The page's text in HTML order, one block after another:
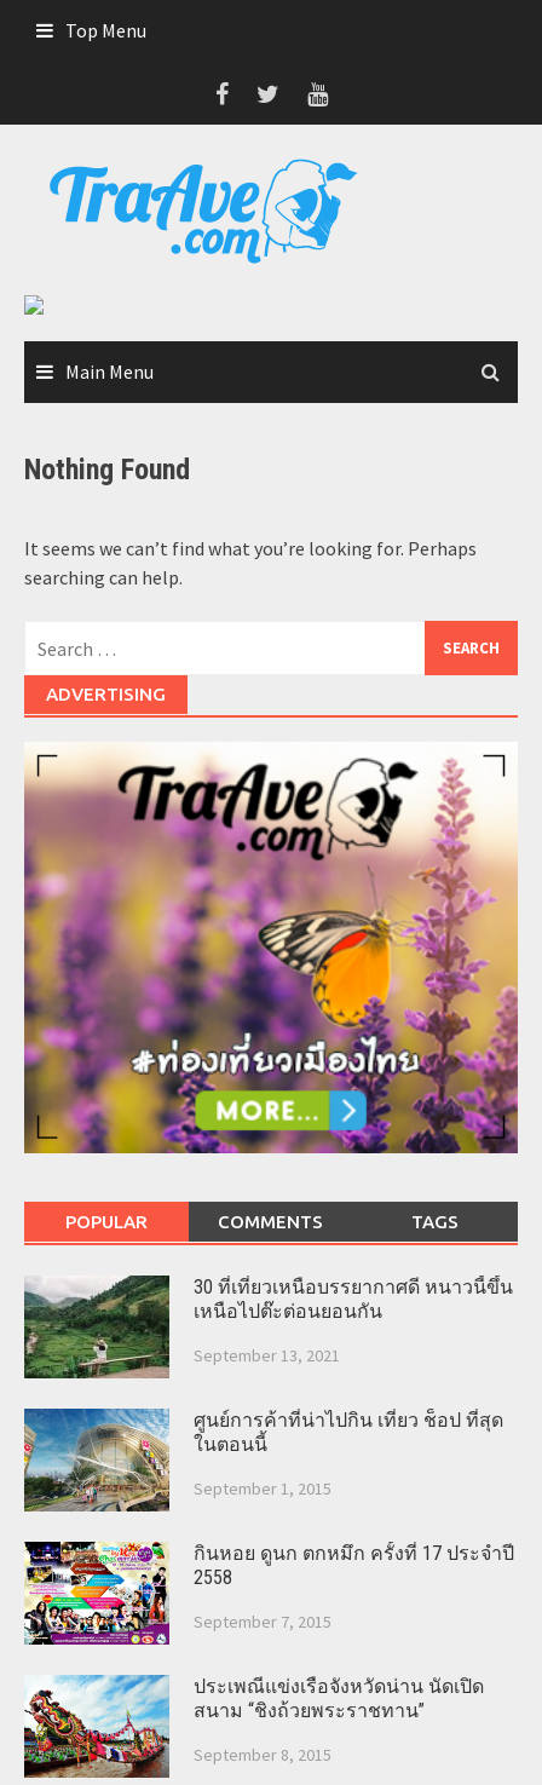
Top Menu
Main Menu
Nothing Found
It seems we can’t find what you’re looking for. Perhaps
searching can help.
ADVERTISING
POPULAR COMMENTS TAGS
30 ที่เที่ยวเหนือบรรยากาศดี หนาวนี้ขึ้น
เหนือไปต๊ะต่อนยอนกัน
September 13, 2021
ศูนย์การค้าที่น่าไปกิน เที่ยว ช็อป ที่สุด
ในตอนนี้
September 1, 2015
กินหอย ดูนก ตกหมึก ครั้งที่ 17 ประจำปี
2558
September 7, 2015
ประเพณีแข่งเรือจังหวัดน่าน นัดเปิด
สนาม “ชิงถ้วยพระราชทาน”
September 8, 2015